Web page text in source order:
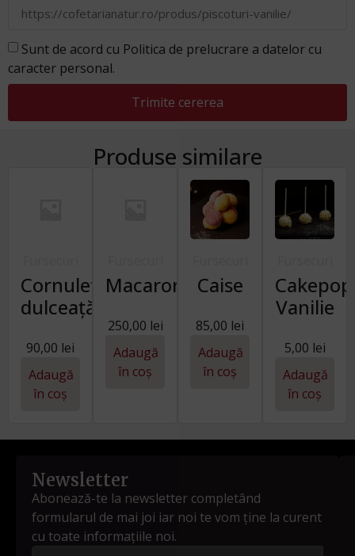
Sunt de acord cu Politica de prelucrare a datelor cu
caracter personal.
Trimite cererea
Produse similare
Cornulețe
dulceață
90,00 lei
Adaugă
în coș
Macarons
250,00 lei
Adaugă
în coș
Caise
85,00 lei
Adaugă
în coș
Vanilie
5,00 lei
Adaugă
în coș
Newsletter
Abonează-te la newsletter completând
formularul de mai joi iar noi te vom ține la curent
cu toate informațiile noi.